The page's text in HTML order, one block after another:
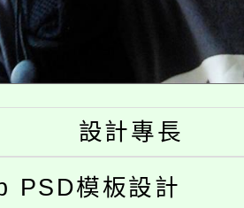
設計專長
PSD模板設計